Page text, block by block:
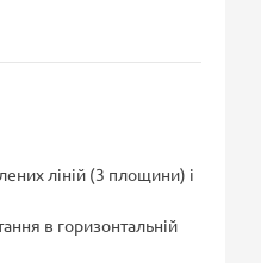
ліній (3 площини) і
в горизонтальній